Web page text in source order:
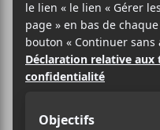
Spectacle
LIEU
La Compagnie Créole